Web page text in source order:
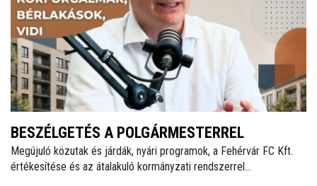
BESZÉLGETÉS A POLGÁRMESTERREL
Megújuló közutak és járdák, nyári programok, a Fehérvár FC Kft.
értékesítése és az átalakuló kormányzati rendszerrel